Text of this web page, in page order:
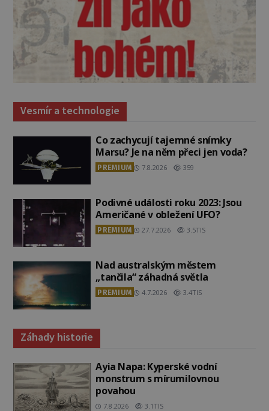
Vesmír a technologie
Co zachycují tajemné snímky
Marsu? Je na něm přeci jen voda?
PREMIUM 7.8.2026 359
Podivné události roku 2023: Jsou
Američané v obležení UFO?
PREMIUM 27.7.2026 3.5TIS
Nad australským městem
„tančila“ záhadná světla
PREMIUM 4.7.2026 3.4TIS
Záhady historie
Ayia Napa: Kyperské vodní
monstrum s mírumilovnou
povahou
7.8.2026 3.1TIS